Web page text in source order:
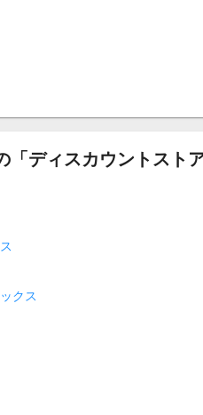
「ディスカウントスト
クス